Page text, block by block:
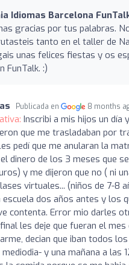
Idiomas Barcelona
gracias por tus palabras.
tanto en el taller de
unas felices fiestas y os
FunTalk. :)
Publicada en 8 months
Inscribi a mis hijos un día
que me trasladaban por
pedí que me anularan la
dinero de los 3 meses que
y me dijeron que no ( ni
virtuales... (niños de 7-8
escuela dos años antes y los
contenta. Error mio darles
les deje que fueran el mes
decian que iban todos
y una mañana a las